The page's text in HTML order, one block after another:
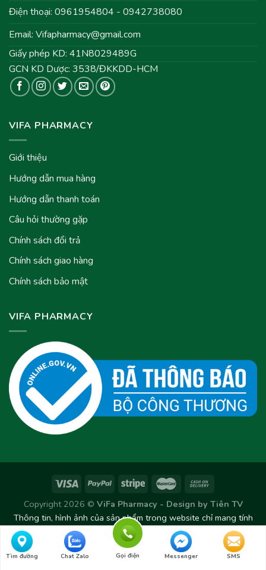
Tìm đường Chat Zalo Gọi điện Messenger SMS
Điện thoại: 0961954804 - 0942738080
Email: Vifapharmacy@gmail.com
Giấy phép KD: 41N8029489G
GCN KD Dược: 3538/ĐKKDD-HCM
VIFA PHARMACY
Giới thiệu
Hướng dẫn mua hàng
Hướng dẫn thanh toán
Câu hỏi thường gặp
Chính sách đổi trả
Chính sách giao hàng
Chính sách bảo mật
VIFA PHARMACY
Copyright 2026 © ViFa Pharmacy - Design by Tiên TV
Thông tin, hình ảnh của sản phẩm trong website chỉ mang tính
chất tham khảo. Sản phẩm thực tế có thể thay đổi/chênh lệch
theo từng Lô sản xuất.